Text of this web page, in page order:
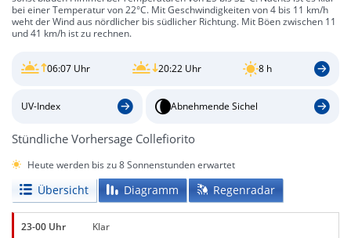
bei einer Temperatur von 22°C. Mit Geschwindigkeiten von 4 bis 11 km/h
weht der Wind aus nördlicher bis südlicher Richtung. Mit Böen zwischen 11
und 41 km/h ist zu rechnen.
06:07 Uhr 20:22 Uhr 8 h
UV-Index Abnehmende Sichel
Stündliche Vorhersage Collefiorito
Heute werden bis zu 8 Sonnenstunden erwartet
Übersicht Diagramm Regenradar
23-00 Uhr Klar